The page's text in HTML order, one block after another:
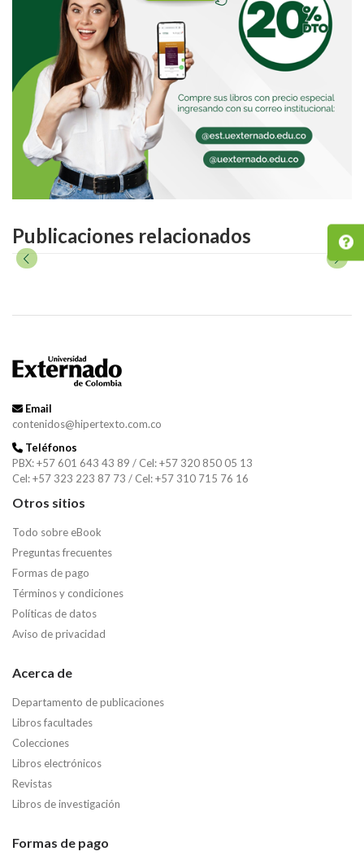
Publicaciones relacionados
Email
contenidos@hipertexto.com.co
Teléfonos
PBX: +57 601 643 43 89 / Cel: +57 320 850 05 13
Cel: +57 323 223 87 73 / Cel: +57 310 715 76 16
Otros sitios
Todo sobre eBook
Preguntas frecuentes
Formas de pago
Términos y condiciones
Políticas de datos
Aviso de privacidad
Acerca de
Departamento de publicaciones
Libros facultades
Colecciones
Libros electrónicos
Revistas
Libros de investigación
Formas de pago